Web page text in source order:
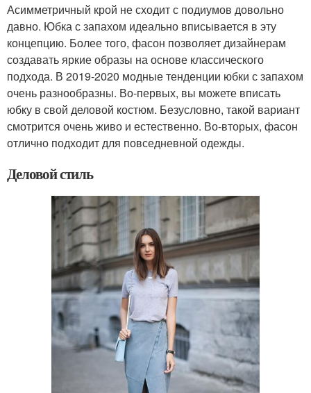
Асимметричный крой не сходит с подиумов довольно
давно. Юбка с запахом идеально вписывается в эту
концепцию. Более того, фасон позволяет дизайнерам
создавать яркие образы на основе классического
подхода. В 2019-2020 модные тенденции юбки с запахом
очень разнообразны. Во-первых, вы можете вписать
юбку в свой деловой костюм. Безусловно, такой вариант
смотрится очень живо и естественно. Во-вторых, фасон
отлично подходит для повседневной одежды.
Деловой стиль